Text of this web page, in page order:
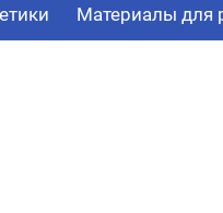
Материалы для